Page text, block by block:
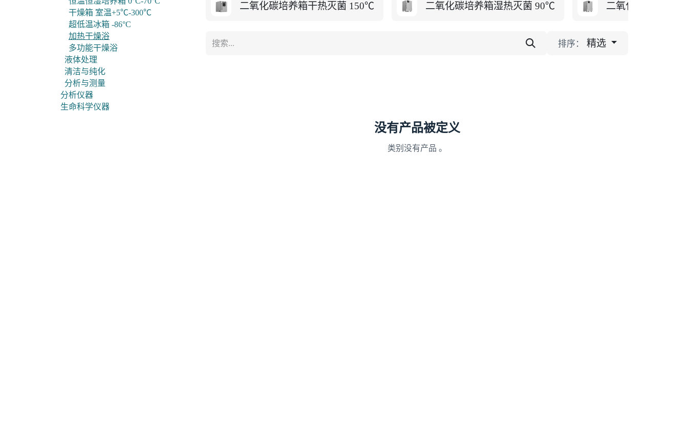
干燥箱 室温+5℃-300℃
超低温冰箱 -86°C
加热干燥浴
多功能干燥浴
液体处理
清洁与纯化
分析与测量
分析仪器
生命科学仪器
二氧化碳培养箱干热灭菌 150℃ 二氧化碳培养箱湿热灭菌 90℃ 二氧化碳培养箱紫
排序： 精选
没有产品被定义
类别没有产品 。